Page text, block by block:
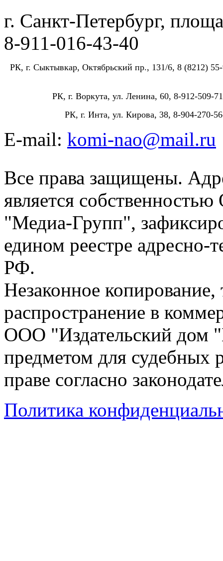
г. Санкт-Петербург,
8-911-016-43-40
РК, г. Сыктывкар, Октябрьский пр., 131/6, 8 (8212)
РК, г. Воркута, ул. Ленина, 60, 8-912-509-
РК, г. Инта, ул. Кирова, 38, 8-904-270-
E-mail: komi-nao@mail.ru
Все права защищены.
является
"Медиа-Групп",
едином реестре адресно-
РФ.
Незаконное
распространение в
ООО "Издательский дом
предметом для судебных
праве согласно
Политика